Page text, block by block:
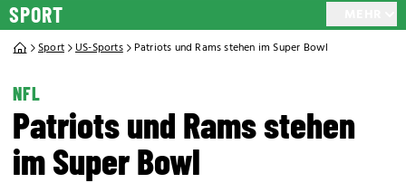
SPORT
Sport US-Sports Patriots und Rams stehen im Super Bowl
NFL
Patriots und Rams stehen
im Super Bowl